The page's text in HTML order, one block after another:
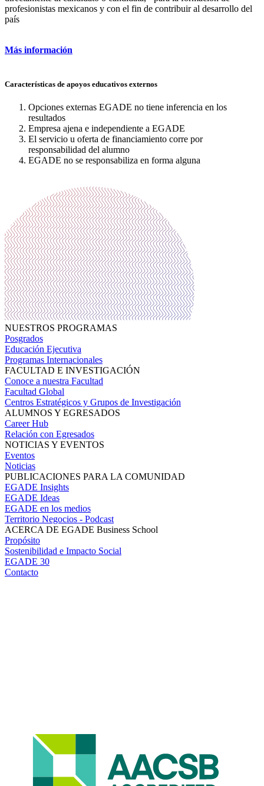
profesionistas mexicanos y con el fin de contribuir al desarrollo del
país
Más información
Características de apoyos educativos externos
Opciones externas EGADE no tiene inferencia en los
resultados
Empresa ajena e independiente a EGADE
El servicio u oferta de financiamiento corre por
responsabilidad del alumno
EGADE no se responsabiliza en forma alguna
NUESTROS PROGRAMAS
Posgrados
Educación Ejecutiva
Programas Internacionales
FACULTAD E INVESTIGACIÓN
Conoce a nuestra Facultad
Facultad Global
Centros Estratégicos y Grupos de Investigación
ALUMNOS Y EGRESADOS
Career Hub
Relación con Egresados
NOTICIAS Y EVENTOS
Eventos
Noticias
PUBLICACIONES PARA LA COMUNIDAD
EGADE Insights
EGADE Ideas
EGADE en los medios
Territorio Negocios - Podcast
ACERCA DE EGADE Business School
Propósito
Sostenibilidad e Impacto Social
EGADE 30
Contacto